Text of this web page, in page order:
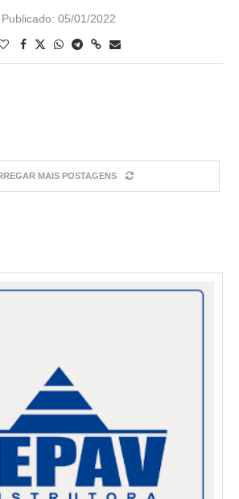
Publicado: 05/01/2022
MAIS POSTAGENS